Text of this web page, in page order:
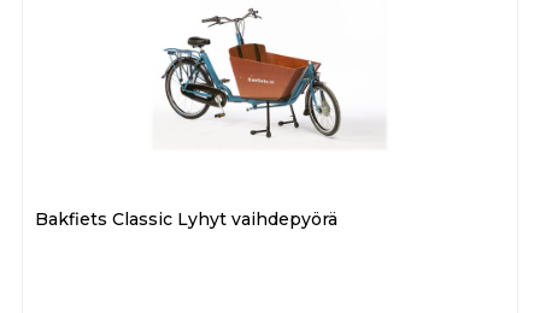
Bakfiets Classic Lyhyt vaihdepyörä